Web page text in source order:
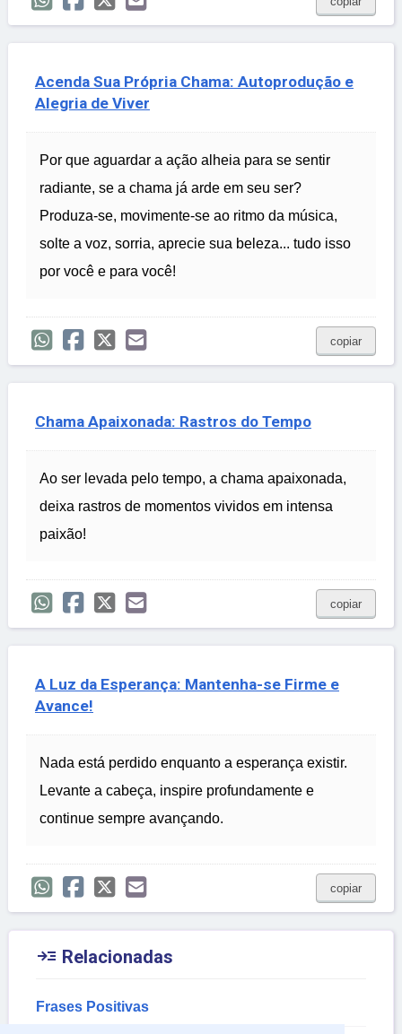
Acenda Sua Própria Chama: Autoprodução e
Alegria de Viver
Por que aguardar a ação alheia para se sentir
radiante, se a chama já arde em seu ser?
Produza-se, movimente-se ao ritmo da música,
solte a voz, sorria, aprecie sua beleza... tudo isso
por você e para você!
copiar
Chama Apaixonada: Rastros do Tempo
Ao ser levada pelo tempo, a chama apaixonada,
deixa rastros de momentos vividos em intensa
paixão!
copiar
A Luz da Esperança: Mantenha-se Firme e
Avance!
Nada está perdido enquanto a esperança existir.
Levante a cabeça, inspire profundamente e
continue sempre avançando.
copiar
 Relacionadas
Frases Positivas